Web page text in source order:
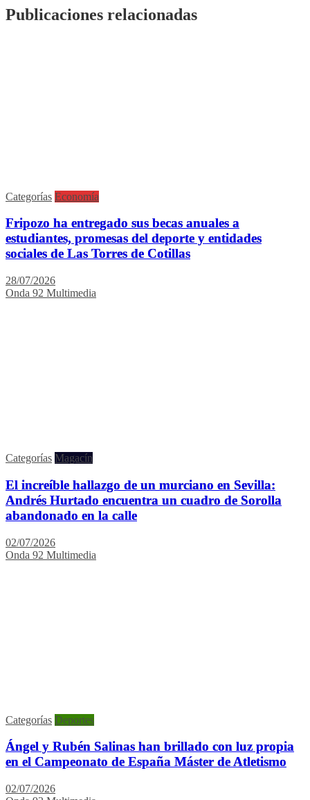
Publicaciones relacionadas
Categorías Economía
Fripozo ha entregado sus becas anuales a
estudiantes, promesas del deporte y entidades
sociales de Las Torres de Cotillas
28/07/2026
Onda 92 Multimedia
Categorías Magacín
El increíble hallazgo de un murciano en Sevilla:
Andrés Hurtado encuentra un cuadro de Sorolla
abandonado en la calle
02/07/2026
Onda 92 Multimedia
Categorías Deportes
Ángel y Rubén Salinas han brillado con luz propia
en el Campeonato de España Máster de Atletismo
02/07/2026